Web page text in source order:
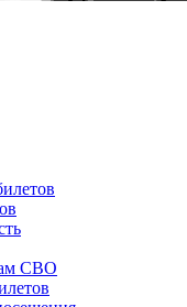
СВО